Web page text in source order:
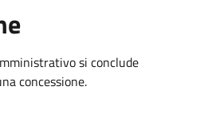
si conclude
concessione.